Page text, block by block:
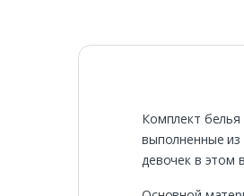
Комплект
выполненные из
девочек в этом